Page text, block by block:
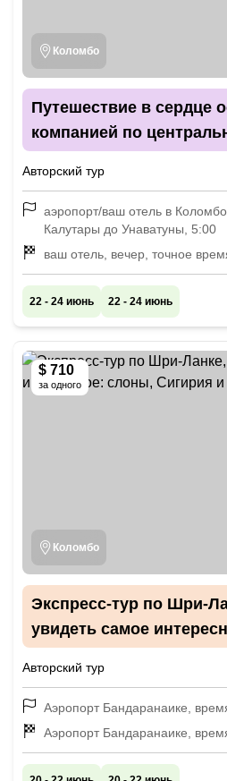
Коломбо
Путешествие в сердце
компанией по
Авторский тур
аэропорт/ваш отель в
Калутары до Унаватуны, 5:00
ваш отель, вечер, точное
22 - 24 июнь 22 - 24 июнь
$ 710
за одного
Коломбо
Экспресс-тур по Шри-
увидеть самое
Авторский тур
Аэропорт Бандаранаике,
Аэропорт Бандаранаике,